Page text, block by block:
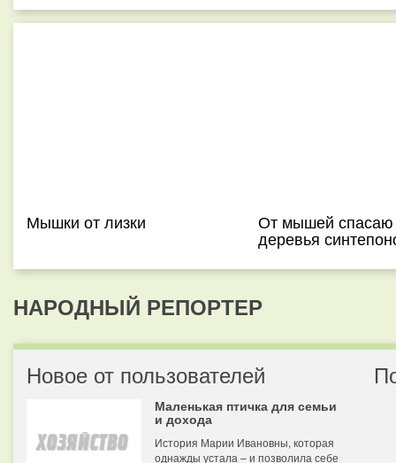
Мышки от лизки От мышей
деревья
НАРОДНЫЙ РЕПОРТЕР
Новое от пользователей
Маленькая птичка для семьи
и дохода
История Марии Ивановны, которая
однажды устала – и позволила себе